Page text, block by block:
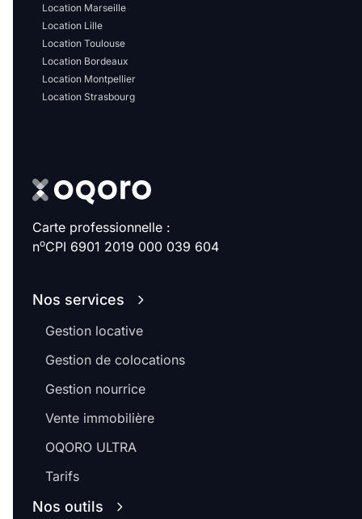
Location Marseille
Location Lille
Location Toulouse
Location Bordeaux
Location Montpellier
Location Strasbourg
Carte professionnelle :
noCPI 6901 2019 000 039 604
Nos services
Gestion locative
Gestion de colocations
Gestion nourrice
Vente immobilière
OQORO ULTRA
Tarifs
Nos outils